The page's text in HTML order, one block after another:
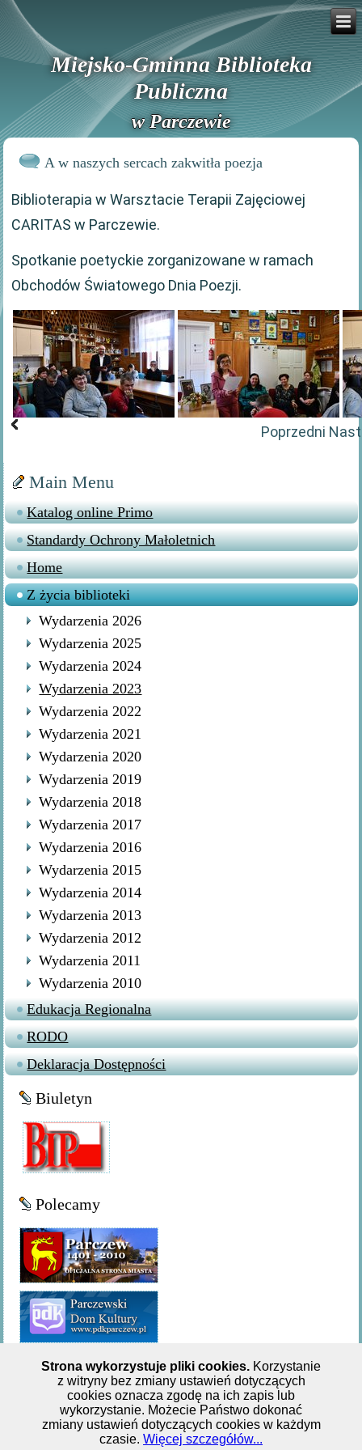
Miejsko-Gminna Biblioteka
Publiczna
w Parczewie
A w naszych sercach zakwitła poezja
Biblioterapia w Warsztacie Terapii Zajęciowej
CARITAS w Parczewie.
Spotkanie poetyckie zorganizowane w ramach
Obchodów Światowego Dnia Poezji.
Poprzedni
Main Menu
Katalog online Primo
Standardy Ochrony Małoletnich
Home
Z życia biblioteki
Wydarzenia 2026
Wydarzenia 2025
Wydarzenia 2024
Wydarzenia 2023
Wydarzenia 2022
Wydarzenia 2021
Wydarzenia 2020
Wydarzenia 2019
Wydarzenia 2018
Wydarzenia 2017
Wydarzenia 2016
Wydarzenia 2015
Wydarzenia 2014
Wydarzenia 2013
Wydarzenia 2012
Wydarzenia 2011
Wydarzenia 2010
Edukacja Regionalna
RODO
Deklaracja Dostępności
Biuletyn
Polecamy
Miejsko-Gminna Biblioteka Publiczna w Parczewie,ul. 11
Listopada 62, tel: +48 833 551 244
Strona wykorzystuje pliki cookies. Korzystanie
z witryny bez zmiany ustawień dotyczących
cookies oznacza zgodę na ich zapis lub
wykorzystanie. Możecie Państwo dokonać
zmiany ustawień dotyczących cookies w każdym
czasie. Więcej szczegółów...